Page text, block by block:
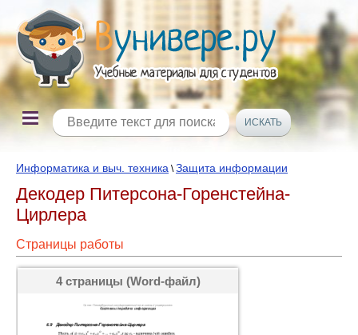
Информатика и выч. техника \Защита информации
Декодер Питерсона-Горенстейна-
Цирлера
Страницы работы
4 страницы (Word-файл)